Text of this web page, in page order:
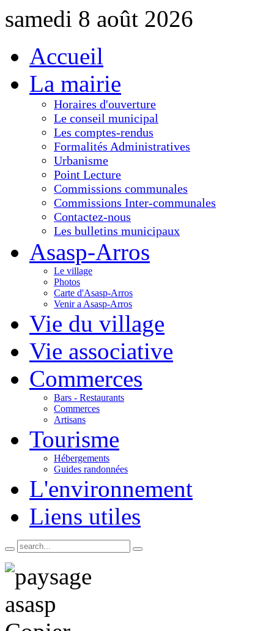
samedi 8 août 2026
Accueil
La mairie
Horaires d'ouverture
Le conseil municipal
Les comptes-rendus
Formalités Administratives
Urbanisme
Point Lecture
Commissions communales
Commissions Inter-communales
Contactez-nous
Les bulletins municipaux
Asasp-Arros
Le village
Photos
Carte d'Asasp-Arros
Venir a Asasp-Arros
Vie du village
Vie associative
Commerces
Bars - Restaurants
Commerces
Artisans
Tourisme
Hébergements
Guides randonnées
L'environnement
Liens utiles